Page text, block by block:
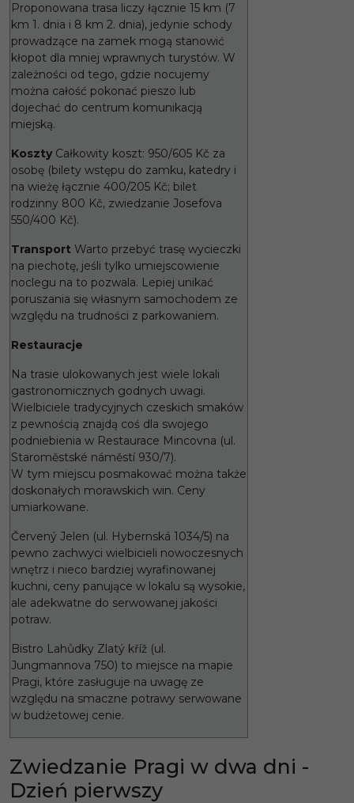
Proponowana trasa liczy łącznie 15 km (7
km 1. dnia i 8 km 2. dnia), jedynie schody
prowadzące na zamek mogą stanowić
kłopot dla mniej wprawnych turystów. W
zależności od tego, gdzie nocujemy
można całość pokonać pieszo lub
dojechać do centrum komunikacją
miejską.
KosztyCałkowity koszt: 950/605 Kč za
osobę (bilety wstępu do zamku, katedry i
na wieżę łącznie 400/205 Kč; bilet
rodzinny 800 Kč, zwiedzanie Josefova
550/400 Kč).
Transport Warto przebyć trasę wycieczki
na piechotę, jeśli tylko umiejscowienie
noclegu na to pozwala. Lepiej unikać
poruszania się własnym samochodem ze
względu na trudności z parkowaniem.
Restauracje
Na trasie ulokowanych jest wiele lokali
gastronomicznych godnych uwagi.
Wielbiciele tradycyjnych czeskich smaków
z pewnością znajdą coś dla swojego
podniebienia w Restaurace Mincovna (ul.
Staroměstské náměstí 930/7).
W tym miejscu posmakować można także
doskonałych morawskich win. Ceny
umiarkowane.
Červený Jelen (ul. Hybernská 1034/5) na
pewno zachwyci wielbicieli nowoczesnych
wnętrz i nieco bardziej wyrafinowanej
kuchni, ceny panujące w lokalu są wysokie,
ale adekwatne do serwowanej jakości
potraw.
Bistro Lahůdky Zlatý kříž (ul.
Jungmannova 750) to miejsce na mapie
Pragi, które zasługuje na uwagę ze
względu na smaczne potrawy serwowane
w budżetowej cenie.
Zwiedzanie Pragi w dwa dni -
Dzień pierwszy